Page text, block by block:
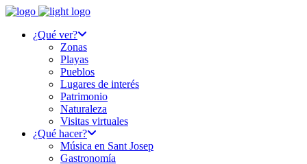
¿Qué ver?
Zonas
Playas
Pueblos
Lugares de interés
Patrimonio
Naturaleza
Visitas virtuales
¿Qué hacer?
Música en Sant Josep
Gastronomía